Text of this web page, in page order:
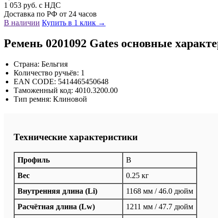
1 053 руб. с НДС
Доставка по РФ от 24 часов
В наличии Купить в 1 клик →
Ремень 0201092 Gates основные
Страна: Бельгия
Количество ручьёв: 1
EAN CODE: 5414465450648
Таможенный код: 4010.3200.00
Тип ремня: Клиновой
Технические характеристики
Профиль
B
Вес
0.25 кг
Внутренняя длина (Li)
1168 мм / 46.0 дюйм
Расчётная длина (Lw)
1211 мм / 47.7 дюйм